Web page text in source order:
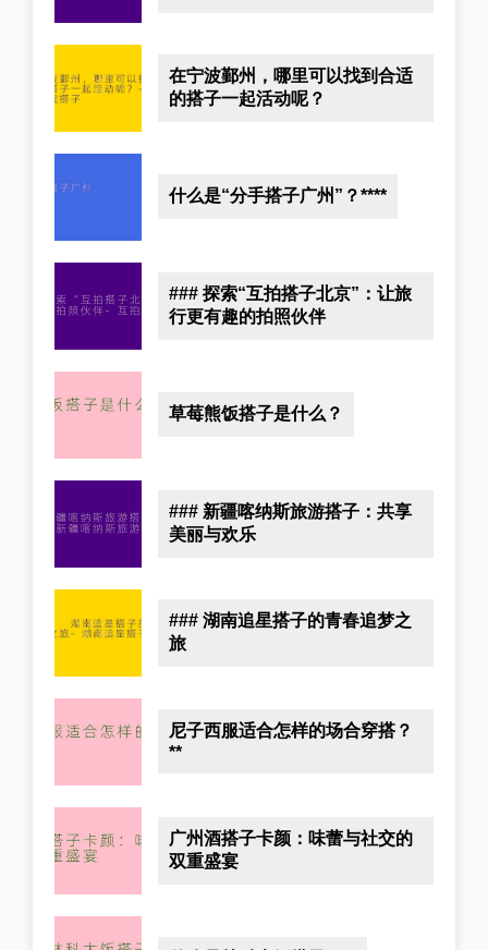
在宁波鄞州，哪里可以找到合适
的搭子一起活动呢？
什么是“分手搭子广州”？****
### 探索“互拍搭子北京”：让旅
行更有趣的拍照伙伴
草莓熊饭搭子是什么？
### 新疆喀纳斯旅游搭子：共享
美丽与欢乐
### 湖南追星搭子的青春追梦之
旅
尼子西服适合怎样的场合穿搭？
**
广州酒搭子卡颜：味蕾与社交的
双重盛宴